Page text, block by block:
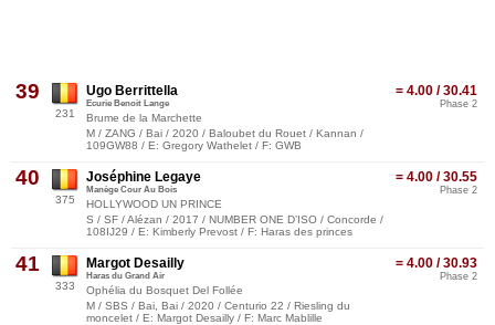
39
231
= 4.00 / 30.41
Phase 2
Ugo Berrittella
Ecurie Benoit Lange
Brume de la Marchette
M / ZANG / Bai / 2020 / Baloubet du Rouet / Kannan /
109GW88 / E: Gregory Wathelet / F: GWB
40
375
= 4.00 / 30.55
Phase 2
Joséphine Legaye
Manège Cour Au Bois
HOLLYWOOD UN PRINCE
S / SF / Alézan / 2017 / NUMBER ONE D’ISO / Concorde /
108IJ29 / E: Kimberly Prevost / F: Haras des princes
41
333
= 4.00 / 30.93
Phase 2
Margot Desailly
Haras du Grand Air
Ophélia du Bosquet Del Follée
M / SBS / Bai, Bai / 2020 / Centurio 22 / Riesling du
moncelet / E: Margot Desailly / F: Marc Mablille